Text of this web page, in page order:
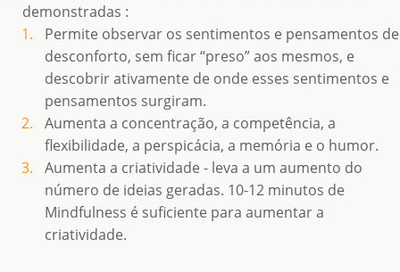
demonstradas :
Permite observar os sentimentos e pensamentos de
desconforto, sem ficar “preso” aos mesmos, e
descobrir ativamente de onde esses sentimentos e
pensamentos surgiram.
Aumenta a concentração, a competência, a
flexibilidade, a perspicácia, a memória e o humor.
Aumenta a criatividade - leva a um aumento do
número de ideias geradas. 10-12 minutos de
Mindfulness é suficiente para aumentar a
criatividade.